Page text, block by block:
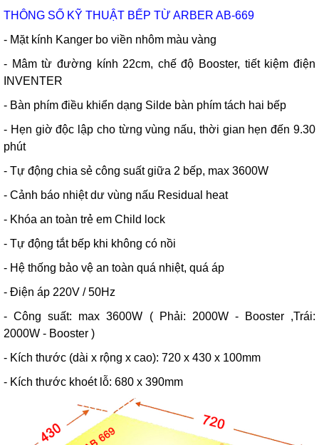
THÔNG SỐ KỸ THUẬT BẾP TỪ ARBER AB-669
- Mặt kính Kanger bo viền nhôm màu vàng
- Mâm từ đường kính 22cm, chế độ Booster, tiết kiệm điện
INVENTER
- Bàn phím điều khiển dạng Silde bàn phím tách hai bếp
- Hẹn giờ độc lập cho từng vùng nấu, thời gian hẹn đến 9.30
phút
- Tự động chia sẻ công suất giữa 2 bếp, max 3600W
- Cảnh báo nhiệt dư vùng nấu Residual heat
- Khóa an toàn trẻ em Child lock
- Tự động tắt bếp khi không có nồi
- Hệ thống bảo vệ an toàn quá nhiệt, quá áp
- Điện áp 220V / 50Hz
- Công suất: max 3600W ( Phải: 2000W - Booster ,Trái:
2000W - Booster )
- Kích thước (dài x rộng x cao): 720 x 430 x 100mm
- Kích thước khoét lỗ: 680 x 390mm